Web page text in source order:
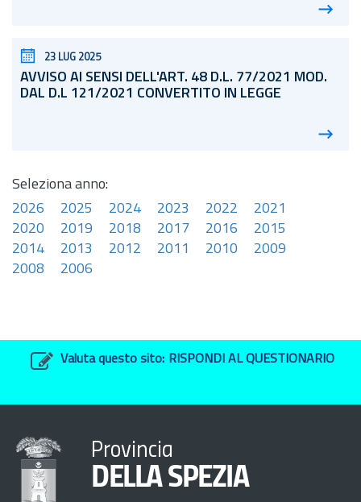
23 LUG 2025
AVVISO AI SENSI DELL'ART. 48 D.L. 77/2021 MOD.
DAL D.L 121/2021 CONVERTITO IN LEGGE
Seleziona anno:
2026
2025 2024 2023 2022
2021
2020
2019 2018 2017 2016
2015
2014
2013 2012 2011 2010
2009
2008
2006
Valuta questo sito: RISPONDI AL QUESTIONARIO
Provincia
DELLA SPEZIA